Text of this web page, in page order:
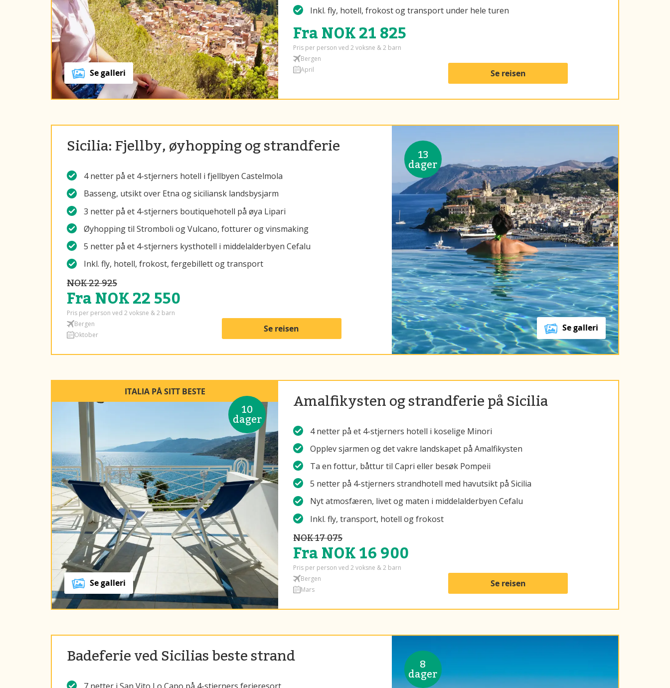
Se galleri
Inkl. fly, hotell, frokost og transport under hele turen
Fra NOK 21 825
Pris per person ved 2 voksne & 2 barn
Bergen
April
Se reisen
13
dager
Se galleri
Sicilia: Fjellby, øyhopping og strandferie
4 netter på et 4-stjerners hotell i fjellbyen Castelmola
Basseng, utsikt over Etna og siciliansk landsbysjarm
3 netter på et 4-stjerners boutiquehotell på øya Lipari
Øyhopping til Stromboli og Vulcano, fotturer og vinsmaking
5 netter på et 4-stjerners kysthotell i middelalderbyen Cefalu
Inkl. fly, hotell, frokost, fergebillett og transport
NOK 22 925
Fra NOK 22 550
Pris per person ved 2 voksne & 2 barn
Bergen
Oktober
Se reisen
10
dager
ITALIA PÅ SITT BESTE
Se galleri
Amalfikysten og strandferie på Sicilia
4 netter på et 4-stjerners hotell i koselige Minori
Opplev sjarmen og det vakre landskapet på Amalfikysten
Ta en fottur, båttur til Capri eller besøk Pompeii
5 netter på 4-stjerners strandhotell med havutsikt på Sicilia
Nyt atmosfæren, livet og maten i middelalderbyen Cefalu
Inkl. fly, transport, hotell og frokost
NOK 17 075
Fra NOK 16 900
Pris per person ved 2 voksne & 2 barn
Bergen
Mars
Se reisen
8
dager
Badeferie ved Sicilias beste strand